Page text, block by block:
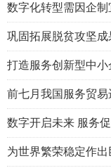
数字化转型需因企制
巩固拓展脱贫攻坚
打造服务创新型中
前七月我国服务贸
数字开启未来 服务
为世界繁荣稳定作出